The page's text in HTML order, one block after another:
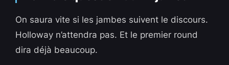
On saura vite si les jambes suivent le discours.
Holloway n’attendra pas. Et le premier round
dira déjà beaucoup.